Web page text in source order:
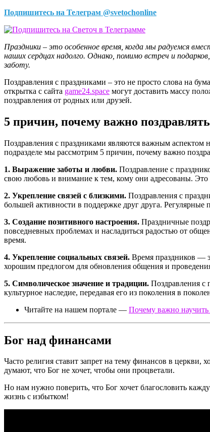
Подпишитесь на Телеграм @svetochonline
Праздники – это особенное время, когда мы радуемся
наших сердцах надолго. Однако, помимо встреч и
заботу.
Поздравления с праздниками – это не просто слова на
открытка с сайта game24.space могут доставить массу
поздравления от родных или друзей.
5 причин, почему важно
Поздравления с праздниками являются важным
подразделе мы рассмотрим 5 причин, почему важно
1. Выражение заботы и любви. Поздравление с
свою любовь и внимание к тем, кому они адресованы. Это
2. Укрепление связей с близкими. Поздравления с
большей активности в поддержке друг друга.
3. Создание позитивного настроения. Праздничные
повседневных проблемах и насладиться радостью от
время.
4. Укрепление социальных связей. Время праздников —
хорошим предлогом для обновления общения и
5. Символическое значение и традиции. Поздравления с
культурное наследие, передавая его из поколения в
Читайте на нашем портале — Почему важно научить
Бог над финансами
Часто религия ставит запрет на тему финансов в
думают, что Бог не хочет, чтобы они процветали.
Но нам нужно поверить, что Бог хочет благословить
жизнь с избытком!